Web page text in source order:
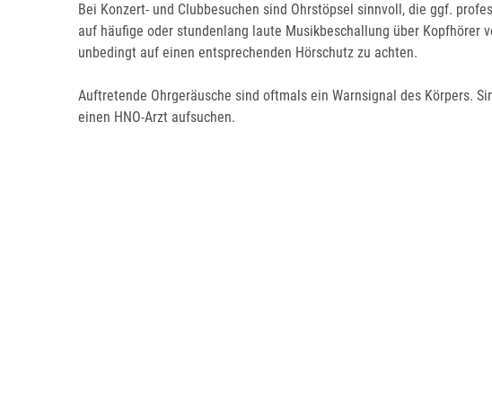
Bei Konzert- und Clubbesuchen sind Ohrstöpsel sinnvoll, die ggf.
auf häufige oder stundenlang laute Musikbeschallung über
unbedingt auf einen entsprechenden Hörschutz zu achten.
Auftretende Ohrgeräusche sind oftmals ein Warnsignal des Körpers.
einen HNO-Arzt aufsuchen.